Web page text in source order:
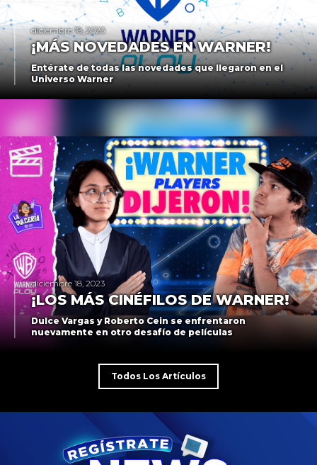
diciembre 18, 2023
¡MÁS NOVEDADES EN WARNER!
Entérate de todas las novedades que llegaron en el
Universo Warner
diciembre 18, 2023
¡LOS MÁS CINÉFILOS DE WARNER!
Dulce Vargas y Roberto Cein se enfrentaron
nuevamente en otro desafío de películas
Todos Los Artículos